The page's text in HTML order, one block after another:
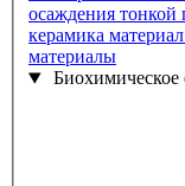
осаждения тонкой
керамика
материалы
Биохимическое